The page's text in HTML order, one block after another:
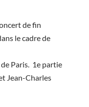
de fin
le cadre de
Paris. 1e partie
Jean-Charles